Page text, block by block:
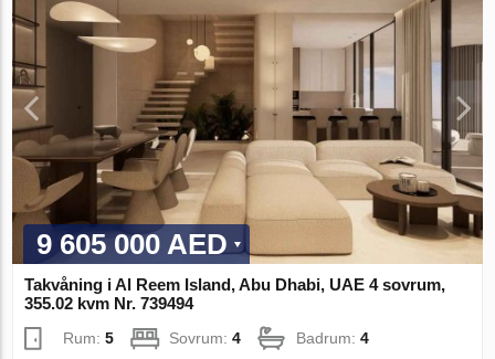
9 605 000 AED
Takvåning i Al Reem Island, Abu Dhabi, UAE 4 sovrum,
355.02 kvm Nr. 739494
Rum:5 Sovrum:4 Badrum:4